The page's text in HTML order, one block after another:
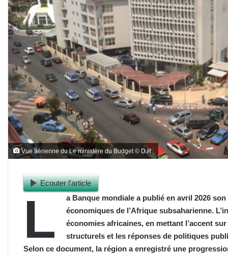
Vue aérienne du Le ministère du Budget © D.R.
Ecouter l'article
L
a Banque mondiale a publié en avril 2026
économiques de l’Afrique subsaharienne.
économies africaines, en mettant l’accent
structurels et les réponses de politiques
Selon ce document, la région a enregistré une